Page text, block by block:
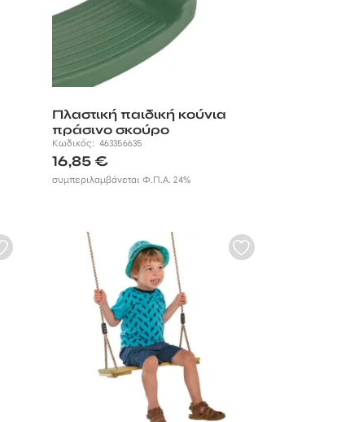
Πλαστική παιδική κούνια
πράσινο σκούρο
Κωδικός: 463356635
16,85€
συμπεριλαμβάνεται Φ.Π.Α. 24%